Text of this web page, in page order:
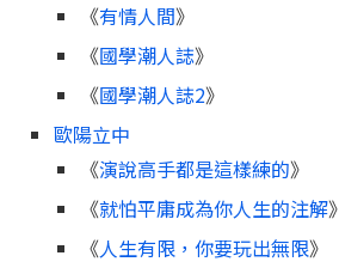
《有情人間》
《國學潮人誌》
《國學潮人誌2》
歐陽立中
《演說高手都是這樣練的》
《就怕平庸成為你人生的注解》
《人生有限，你要玩出無限》